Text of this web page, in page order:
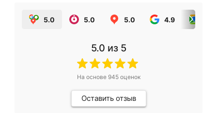
5.0 5.0 5.0 4.9
5.0 из 5
На основе 945оценок
Оставить отзыв